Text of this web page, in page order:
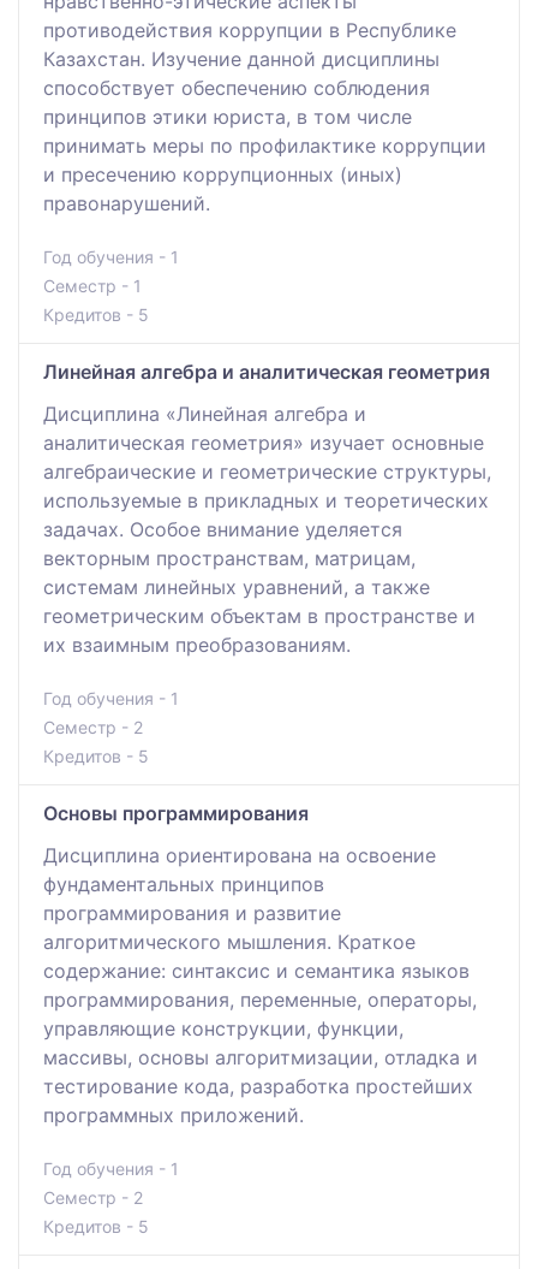
противодействия коррупции в Республике
Казахстан. Изучение данной дисциплины
способствует обеспечению соблюдения
принципов этики юриста, в том числе
принимать меры по профилактике коррупции
и пресечению коррупционных (иных)
правонарушений.
Год обучения - 1
Семестр - 1
Кредитов - 5
Линейная алгебра и аналитическая геометрия
Дисциплина «Линейная алгебра и
аналитическая геометрия» изучает основные
алгебраические и геометрические структуры,
используемые в прикладных и теоретических
задачах. Особое внимание уделяется
векторным пространствам, матрицам,
системам линейных уравнений, а также
геометрическим объектам в пространстве и
их взаимным преобразованиям.
Год обучения - 1
Семестр - 2
Кредитов - 5
Основы программирования
Дисциплина ориентирована на освоение
фундаментальных принципов
программирования и развитие
алгоритмического мышления. Краткое
содержание: синтаксис и семантика языков
программирования, переменные, операторы,
управляющие конструкции, функции,
массивы, основы алгоритмизации, отладка и
тестирование кода, разработка простейших
программных приложений.
Год обучения - 1
Семестр - 2
Кредитов - 5